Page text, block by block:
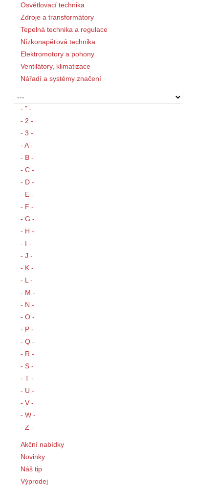
Osvětlovací technika
Zdroje a transformátory
Tepelná technika a regulace
Nízkonapěťová technika
Elektromotory a pohony
Ventilátory, klimatizace
Nářadí a systémy značení
- " -
- 2 -
- 3 -
- A -
- B -
- C -
- D -
- E -
- F -
- G -
- H -
- I -
- J -
- K -
- L -
- M -
- N -
- O -
- P -
- Q -
- R -
- S -
- T -
- U -
- V -
- W -
- Z -
Akční nabídky
Novinky
Náš tip
Výprodej